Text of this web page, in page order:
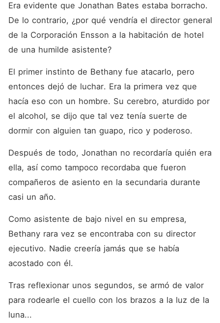
Era evidente que Jonathan Bates estaba borracho.
De lo contrario, ¿por qué vendría el director general
de la Corporación Ensson a la habitación de hotel
de una humilde asistente?
El primer instinto de Bethany fue atacarlo, pero
entonces dejó de luchar. Era la primera vez que
hacía eso con un hombre. Su cerebro, aturdido por
el alcohol, se dijo que tal vez tenía suerte de
dormir con alguien tan guapo, rico y poderoso.
Después de todo, Jonathan no recordaría quién era
ella, así como tampoco recordaba que fueron
compañeros de asiento en la secundaria durante
casi un año.
Como asistente de bajo nivel en su empresa,
Bethany rara vez se encontraba con su director
ejecutivo. Nadie creería jamás que se había
acostado con él.
Tras reflexionar unos segundos, se armó de valor
para rodearle el cuello con los brazos a la luz de la
luna...